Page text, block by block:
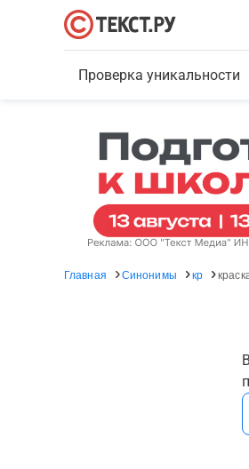
Проверка уникальности
Главная Синонимы кр